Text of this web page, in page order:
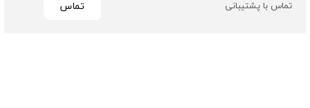
تماس با پشتیبانی تماس